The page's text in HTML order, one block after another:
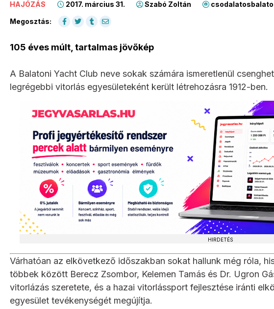
HAJÓZÁS 2017. március 31. Szabó Zoltán
Megosztás:
105 éves múlt, tartalmas jövőkép
A Balatoni Yacht Club neve sokak számára ismeretlenül
legrégebbi vitorlás egyesületeként került létrehozásra 1912-ben.
HIRDETÉS
Várhatóan az elkövetkező időszakban sokat hallunk még róla,
többek között Berecz Zsombor, Kelemen Tamás és Dr. Ugron
vitorlázás szeretete, és a hazai vitorlássport fejlesztése iránti
egyesület tevékenységét megújítja.